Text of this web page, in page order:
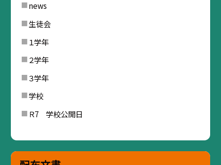
news
生徒会
１学年
２学年
３学年
学校
Ｒ7 学校公開日